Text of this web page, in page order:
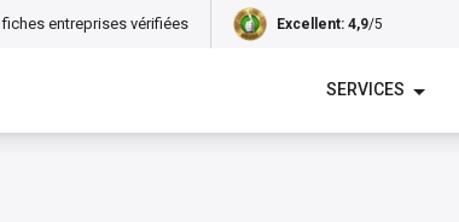
fiches entreprises vérifiées Excellent: 4,9/5
SERVICES